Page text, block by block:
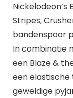
Stripes,
bandenspoor
In combinatie
een Blaze &
een
geweldige